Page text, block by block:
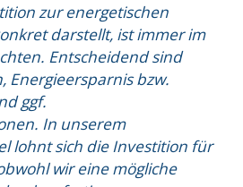
zur energetischen
darstellt, ist immer im
Entscheidend sind
Energieersparnis bzw.
ggf.
In unserem
lohnt sich die Investition für
wir eine mögliche